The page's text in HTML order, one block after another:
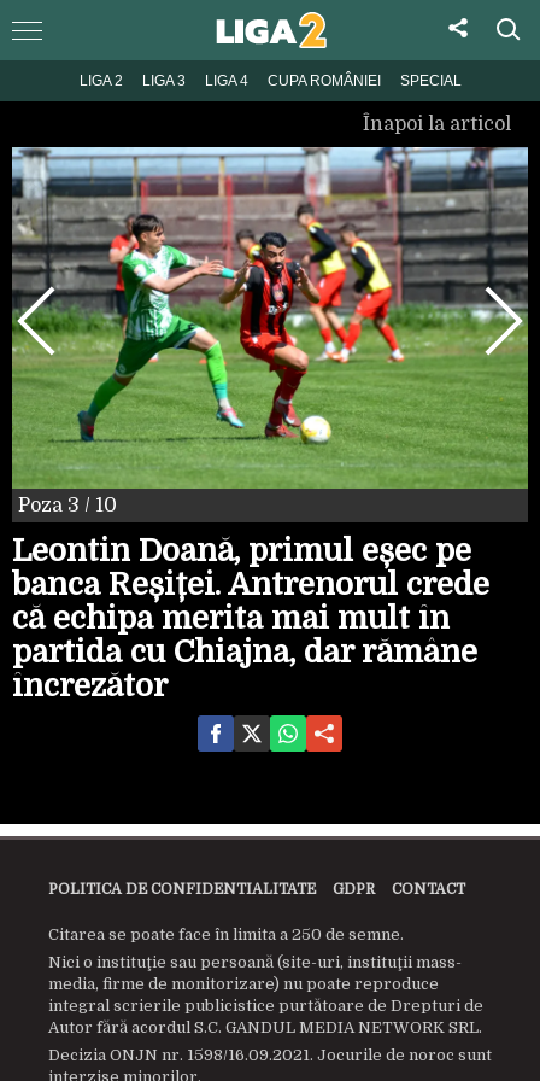
LIGA 2 LIGA 3 LIGA 4 CUPA ROMÂNIEI SPECIAL
Înapoi la articol
Poza 3 / 10
Leontin Doană, primul eșec pe
banca Reșiței. Antrenorul crede
că echipa merita mai mult în
partida cu Chiajna, dar rămâne
încrezător
POLITICA DE CONFIDENTIALITATE GDPR CONTACT
Citarea se poate face în limita a 250 de semne.
Nici o instituţie sau persoană (site-uri, instituţii mass-
media, firme de monitorizare) nu poate reproduce
integral scrierile publicistice purtătoare de Drepturi de
Autor fără acordul S.C. GANDUL MEDIA NETWORK SRL.
Decizia ONJN nr. 1598/16.09.2021. Jocurile de noroc sunt
interzise minorilor.